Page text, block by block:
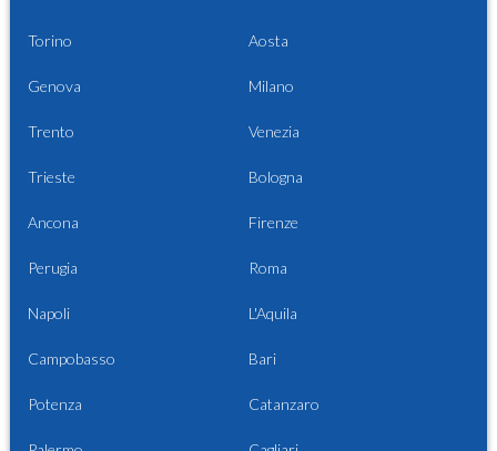
Torino Aosta
Genova Milano
Trento Venezia
Trieste Bologna
Ancona Firenze
Perugia Roma
Napoli L'Aquila
Campobasso Bari
Potenza Catanzaro